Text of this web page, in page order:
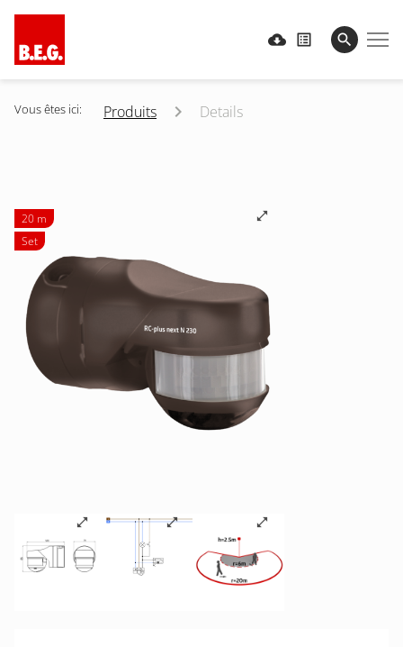
Vous êtes ici: Produits Details
20 m
Set